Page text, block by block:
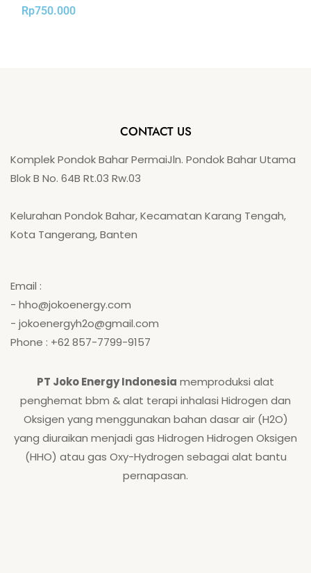
R
aRp750.000
CONTACT US
Komplek Pondok Bahar PermaiJln. Pondok Bahar Utama
Blok B No. 64B Rt.03 Rw.03
Kelurahan Pondok Bahar, Kecamatan Karang Tengah,
Kota Tangerang, Banten
Email :
- hho@jokoenergy.com
- jokoenergyh2o@gmail.com
Phone : +62 857-7799-9157
PT Joko Energy Indonesia memproduksi alat
penghemat bbm & alat terapi inhalasi Hidrogen dan
Oksigen yang menggunakan bahan dasar air (H2O)
yang diuraikan menjadi gas Hidrogen Hidrogen Oksigen
(HHO) atau gas Oxy-Hydrogen sebagai alat bantu
pernapasan.